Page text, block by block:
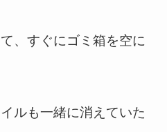
、すぐにゴミ箱を空に
ルも一緒に消えていた